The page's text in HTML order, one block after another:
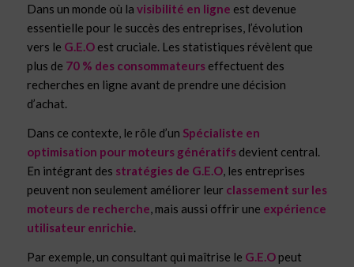
Dans un monde où la visibilité en ligne est devenue
essentielle pour le succès des entreprises, l’évolution
vers le G.E.Oest cruciale. Les statistiques révèlent que
plus de 70 % des consommateurseffectuent des
recherches en ligne avant de prendre une décision
d’achat.
Dans ce contexte, le rôle d’un Spécialiste en
optimisation pour moteurs génératifsdevient central.
En intégrant des stratégies de G.E.O, les entreprises
peuvent non seulement améliorer leur classement sur les
moteurs de recherche, mais aussi offrir une expérience
utilisateur enrichie.
Par exemple, un consultant qui maîtrise le G.E.Opeut